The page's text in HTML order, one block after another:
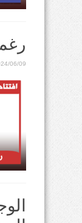
06/09